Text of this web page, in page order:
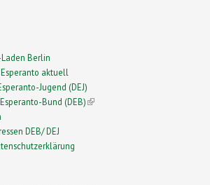
Berlin
aktuell
Jugend (DEJ)
Bund (DEB)(link is external)
DEB/ DEJ